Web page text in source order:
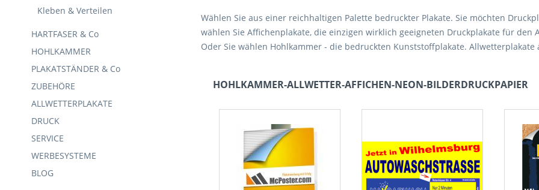
Kleben & Verteilen
HARTFASER & Co
HOHLKAMMER
PLAKATSTÄNDER & Co
ZUBEHÖRE
ALLWETTERPLAKATE
DRUCK
SERVICE
WERBESYSTEME
BLOG
Wählen Sie aus einer reichhaltigen Palette bedruckter Plakate. Sie möchten
wählen Sie Affichenplakate, die einzigen wirklich geeigneten Druckplakate für
Oder Sie wählen Hohlkammer - die bedruckten Kunststoffplakate.
HOHLKAMMER-ALLWETTER-AFFICHEN-NEON-BILDERDRUCKPAPIER